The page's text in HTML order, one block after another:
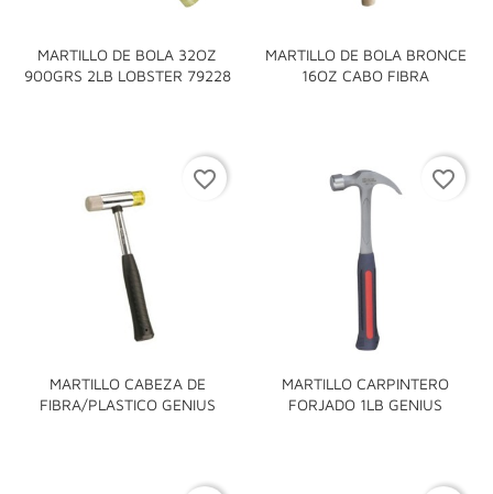
MARTILLO DE BOLA 32OZ
900GRS 2LB LOBSTER 79228
MARTILLO DE BOLA BRONCE
16OZ CABO FIBRA
MARTILLO CABEZA DE
FIBRA/PLASTICO GENIUS
favorite_border
MARTILLO CARPINTERO
FORJADO 1LB GENIUS
favorite_border